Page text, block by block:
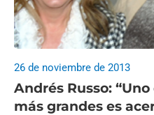
Andrés Russo:
más grandes es
26 de noviembre de 2013